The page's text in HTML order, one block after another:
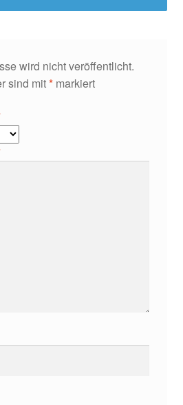
wird nicht veröffentlicht.
sind mit*markiert